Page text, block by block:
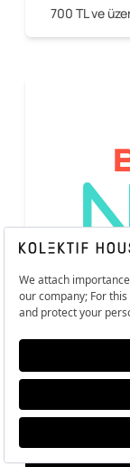
700 TL ve
2.000 TL ve